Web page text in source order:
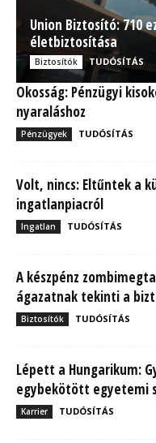
Union Biztosító: 710
életbiztosítása
Biztosítók TUDÓSÍTÁS
Okosság: Pénzügyi
nyaraláshoz
Pénzügyek TUDÓSÍTÁS
Volt, nincs: Eltűntek a
ingatlanpiacról
Ingatlan TUDÓSÍTÁS
A készpénz
ágazatnak tekinti a
Biztosítók TUDÓSÍTÁS
Lépett a Hungarikum:
egybekötött egyetemi
Karrier TUDÓSÍTÁS